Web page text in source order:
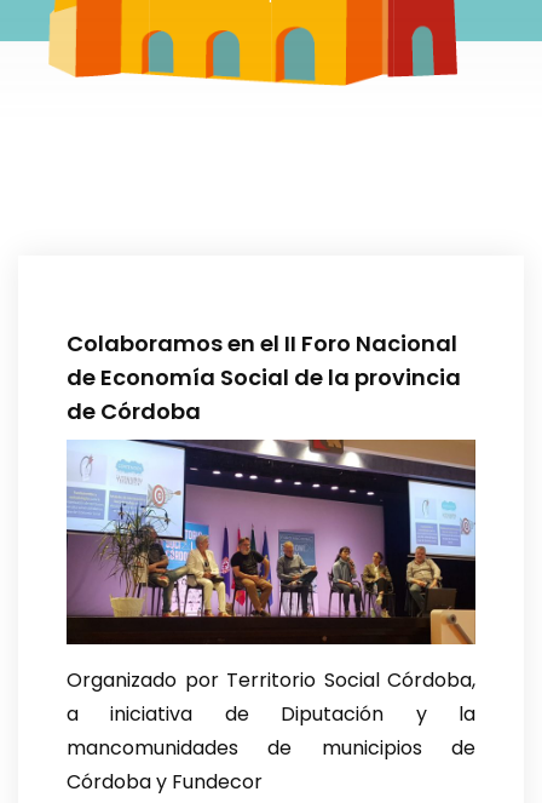
Colaboramos en el II Foro Nacional
de Economía Social de la provincia
de Córdoba
Organizado por Territorio Social Córdoba,
a iniciativa de Diputación y la
mancomunidades de municipios de
Córdoba y Fundecor